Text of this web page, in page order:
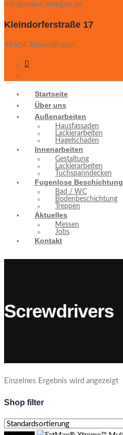
info@maler-ehingen.de
Kleindorferstraße 17
89604 Allmendingen
Startseite
Über uns
Außenarbeiten
Hausfassaden
Lackierarbeiten
Hagelschaden
Innenarbeiten
Gestaltung
Lackierarbeiten
Tuchspanndecken
Fugenlose Beschichtung
Bad / WC
Bodenbeschichtung
Treppen
Aktuelles
Messen
Jobs
Kontakt
Screwdrivers
Einzelnes Ergebnis wird angezeigt
Shop filter